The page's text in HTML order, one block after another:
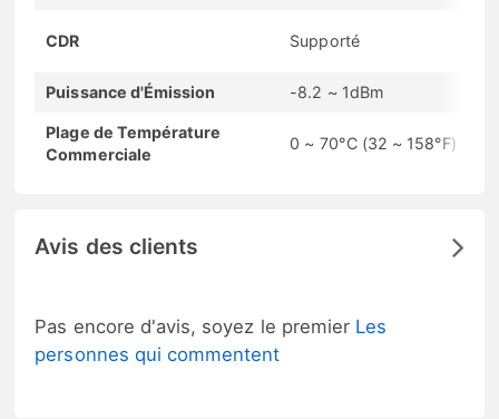
CDR Supporté
Puissance d'Émission -8.2 ~ 1dBm
Plage de Température
Commerciale
0 ~ 70°C (32 ~ 158°F)
Avis des clients
Pas encore d'avis, soyez le premier Les
personnes qui commentent